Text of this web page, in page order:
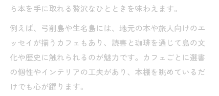
ら本を手に取れる贅沢なひとときを味わえます。
例えば、弓削島や生名島には、地元の本や旅人向けのエ
ッセイが揃うカフェもあり、読書と珈琲を通じて島の文
化や歴史に触れられるのが魅力です。カフェごとに選書
の個性やインテリアの工夫があり、本棚を眺めているだ
けでも心が躍ります。